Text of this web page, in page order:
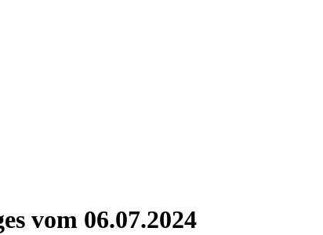
vom 06.07.2024